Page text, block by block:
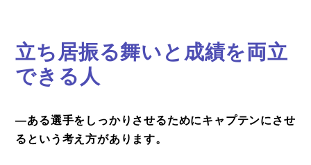
立ち居振る舞いと成績を両立
できる人
―ある選手をしっかりさせるためにキャプテンにさせ
るという考え方があります。